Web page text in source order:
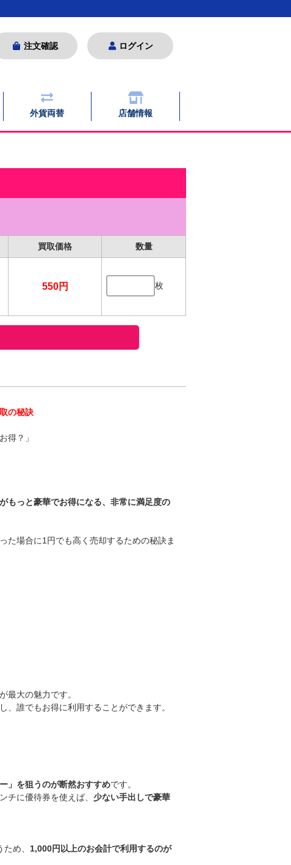
注文確認 ログイン
外貨両替 店舗情報
買取価格 数量
550円 枚
の秘訣
得？」
もっと豪華でお得になる、非常に満足度の
た場合に1円でも高く売却するための秘訣ま
最大の魅力です。
誰でもお得に利用することができます。
」を狙うのが断然おすすめです。
チに優待券を使えば、 少ない手出しで豪華
め、 1,000円以上のお会計で利用するのが